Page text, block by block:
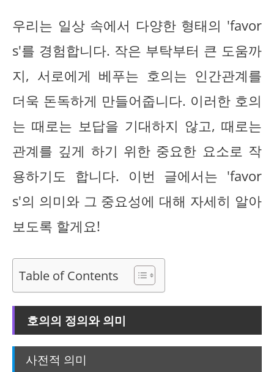
우리는 일상 속에서 다양한 형태의 'favor
s'를 경험합니다. 작은 부탁부터 큰 도움까
지, 서로에게 베푸는 호의는 인간관계를
더욱 돈독하게 만들어줍니다. 이러한 호의
는 때로는 보답을 기대하지 않고, 때로는
관계를 깊게 하기 위한 중요한 요소로 작
용하기도 합니다. 이번 글에서는 'favor
s'의 의미와 그 중요성에 대해 자세히 알아
보도록 할게요!
Table of Contents
호의의 정의와 의미
사전적 의미